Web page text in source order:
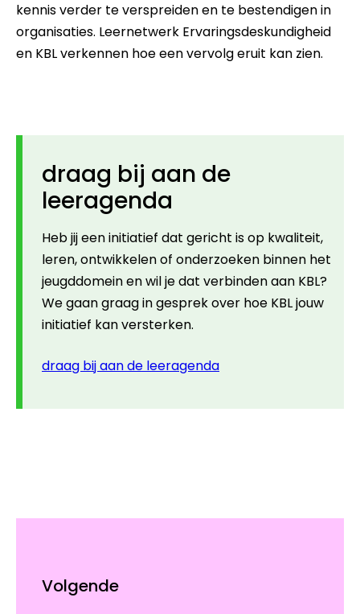
kennis verder te verspreiden en te bestendigen in
organisaties. Leernetwerk Ervaringsdeskundigheid
en KBL verkennen hoe een vervolg eruit kan zien.
draag bij aan de
leeragenda
Heb jij een initiatief dat gericht is op kwaliteit,
leren, ontwikkelen of onderzoeken binnen het
jeugddomein en wil je dat verbinden aan KBL?
We gaan graag in gesprek over hoe KBL jouw
initiatief kan versterken.
draag bij aan de leeragenda
Volgende